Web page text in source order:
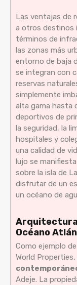
Las ventajas de
a otros destinos
términos de
las zonas más
entorno de baja
se integran con
reservas
simplemente
alta gama hasta
deportivos de
la seguridad, la
hospitales y
una calidad de
lujo se
sobre la isla de
disfrutar de un
un océano de
Océano
Como ejemplo
World
Adeje. La